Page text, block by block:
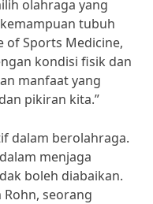
olahraga yang
tubuh
of Sports Medicine,
kondisi fisik dan
manfaat yang
pikiran kita.”
dalam berolahraga.
menjaga
boleh diabaikan.
Rohn, seorang